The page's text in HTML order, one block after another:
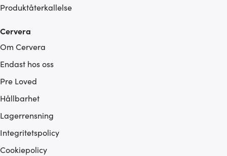
Produktåterkallelse
Cervera
Om Cervera
Endast hos oss
Pre Loved
Hållbarhet
Lagerrensning
Integritetspolicy
Cookiepolicy